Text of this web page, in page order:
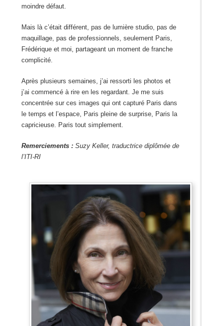
moindre défaut.
Mais là c’était différent, pas de lumière studio, pas de
maquillage, pas de professionnels, seulement Paris,
Frédérique et moi, partageant un moment de franche
complicité.
Après plusieurs semaines, j’ai ressorti les photos et
j’ai commencé à rire en les regardant. Je me suis
concentrée sur ces images qui ont capturé Paris dans
le temps et l’espace, Paris pleine de surprise, Paris la
capricieuse. Paris tout simplement.
Remerciements :Suzy Keller, traductrice diplômée de
l’ITI-RI